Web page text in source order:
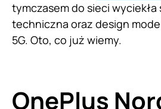
tymczasem do sieci
techniczna oraz design
5G. Oto, co już wiemy.
OnePlus